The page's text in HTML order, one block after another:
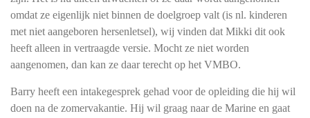
omdat ze eigenlijk niet binnen de doelgroep valt (is nl. kinderen
met niet aangeboren hersenletsel), wij vinden dat Mikki dit ook
heeft alleen in vertraagde versie. Mocht ze niet worden
aangenomen, dan kan ze daar terecht op het VMBO.
Barry heeft een intakegesprek gehad voor de opleiding die hij wil
doen na de zomervakantie. Hij wil graag naar de Marine en gaat